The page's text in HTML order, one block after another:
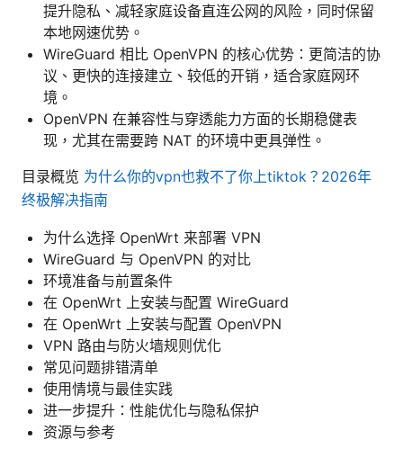
提升隐私、减轻家庭设备直连公网的风险，同时保留
本地网速优势。
WireGuard 相比 OpenVPN 的核心优势：更简洁的协
议、更快的连接建立、较低的开销，适合家庭网环
境。
OpenVPN 在兼容性与穿透能力方面的长期稳健表
现，尤其在需要跨 NAT 的环境中更具弹性。
目录概览 为什么你的vpn也救不了你上tiktok？2026年
终极解决指南
为什么选择 OpenWrt 来部署 VPN
WireGuard 与 OpenVPN 的对比
环境准备与前置条件
在 OpenWrt 上安装与配置 WireGuard
在 OpenWrt 上安装与配置 OpenVPN
VPN 路由与防火墙规则优化
常见问题排错清单
使用情境与最佳实践
进一步提升：性能优化与隐私保护
资源与参考